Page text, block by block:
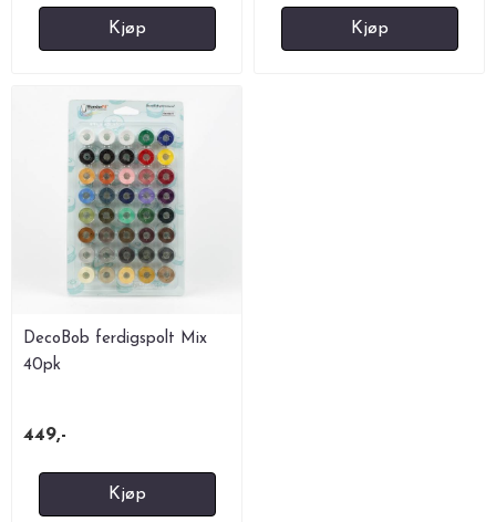
Kjøp Kjøp
DecoBob ferdigspolt Mix
40pk
449,-
Kjøp